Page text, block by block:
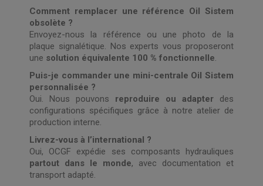
Comment remplacer une référence Oil Sistem
obsolète ?
Envoyez-nous la référence ou une photo de la
plaque signalétique. Nos experts vous proposeront
une solution équivalente 100 % fonctionnelle.
Puis-je commander une mini-centrale Oil Sistem
personnalisée ?
Oui. Nous pouvons reproduire ou adapter des
configurations spécifiques grâce à notre atelier de
production interne.
Livrez-vous à l’international ?
Oui, OCGF expédie ses composants hydrauliques
partout dans le monde, avec documentation et
transport adapté.